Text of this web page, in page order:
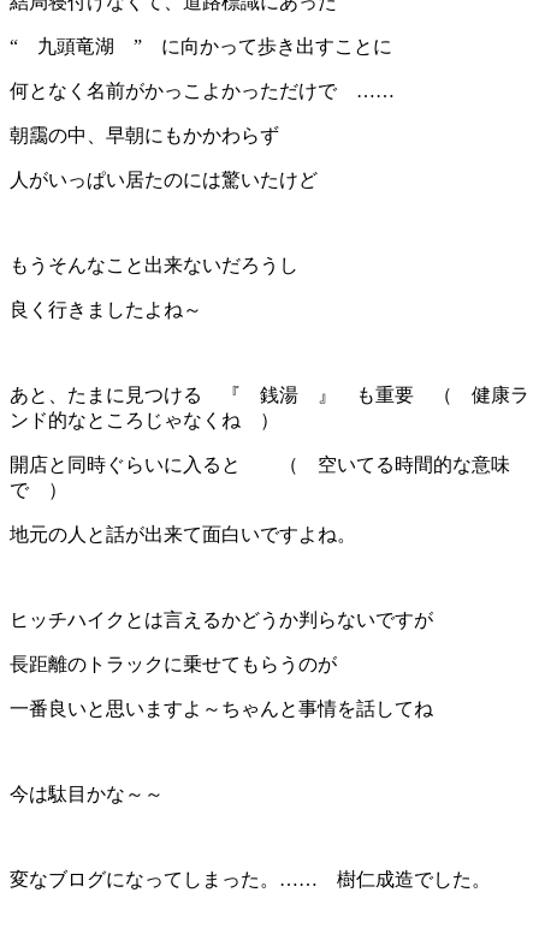
“ 九頭竜湖 ” に向かって歩き出すことに
何となく名前がかっこよかっただけで ……
朝靄の中、早朝にもかかわらず
人がいっぱい居たのには驚いたけど
もうそんなこと出来ないだろうし
良く行きましたよね～
あと、たまに見つける 『 銭湯 』 も重要 （ 健康ラ
ンド的なところじゃなくね ）
開店と同時ぐらいに入ると （ 空いてる時間的な意味
で ）
地元の人と話が出来て面白いですよね。
ヒッチハイクとは言えるかどうか判らないですが
長距離のトラックに乗せてもらうのが
一番良いと思いますよ～ちゃんと事情を話してね
今は駄目かな～～
変なブログになってしまった。…… 樹仁成造でした。